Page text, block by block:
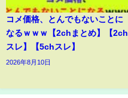
コメ価格、とんでもないことに
なるｗｗｗ【2chまとめ】【2ch
スレ】【5chスレ】
2026年8月10日